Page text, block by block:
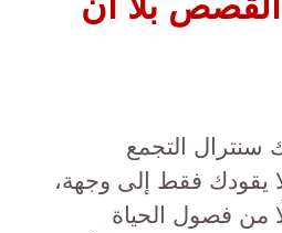
سنترال التجمع
يقودك فقط إلى وجهة،
من فصول الحياة